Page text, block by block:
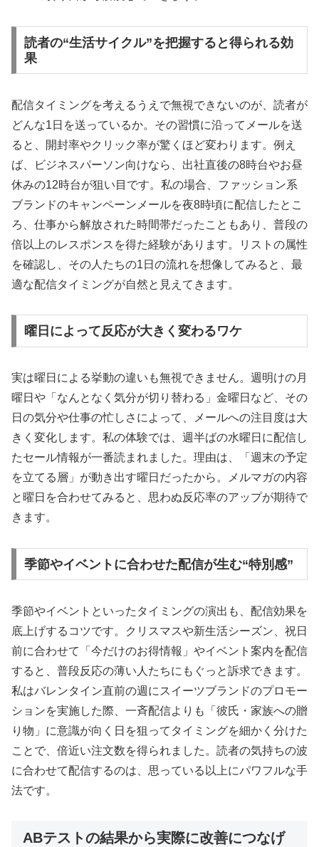
読者の“生活サイクル”を把握すると得られる効
果
配信タイミングを考えるうえで無視できないのが、読者が
どんな1日を送っているか。その習慣に沿ってメールを送
ると、開封率やクリック率が驚くほど変わります。例え
ば、ビジネスパーソン向けなら、出社直後の8時台やお昼
休みの12時台が狙い目です。私の場合、ファッション系
ブランドのキャンペーンメールを夜8時頃に配信したとこ
ろ、仕事から解放された時間帯だったこともあり、普段の
倍以上のレスポンスを得た経験があります。リストの属性
を確認し、その人たちの1日の流れを想像してみると、最
適な配信タイミングが自然と見えてきます。
曜日によって反応が大きく変わるワケ
実は曜日による挙動の違いも無視できません。週明けの月
曜日や「なんとなく気分が切り替わる」金曜日など、その
日の気分や仕事の忙しさによって、メールへの注目度は大
きく変化します。私の体験では、週半ばの水曜日に配信し
たセール情報が一番読まれました。理由は、「週末の予定
を立てる層」が動き出す曜日だったから。メルマガの内容
と曜日を合わせてみると、思わぬ反応率のアップが期待で
きます。
季節やイベントに合わせた配信が生む“特別感”
季節やイベントといったタイミングの演出も、配信効果を
底上げするコツです。クリスマスや新生活シーズン、祝日
前に合わせて「今だけのお得情報」やイベント案内を配信
すると、普段反応の薄い人たちにもぐっと訴求できます。
私はバレンタイン直前の週にスイーツブランドのプロモー
ションを実施した際、一斉配信よりも「彼氏・家族への贈
り物」に意識が向く日を狙ってタイミングを細かく分けた
ことで、倍近い注文数を得られました。読者の気持ちの波
に合わせて配信するのは、思っている以上にパワフルな手
法です。
ABテストの結果から実際に改善につなげ